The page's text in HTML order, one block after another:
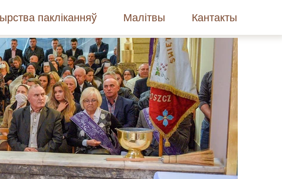
пакліканняў
кармэлітам босым
і сустрэчы
Малітвы Кантакты